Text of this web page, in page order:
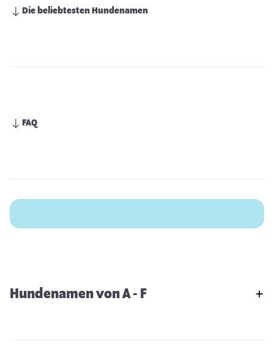
Die beliebtesten Hundenamen
FAQ
Hundenamen von A - F